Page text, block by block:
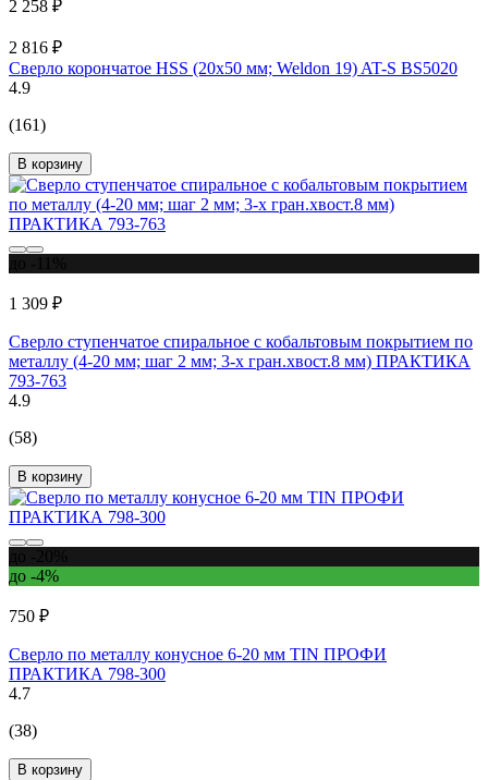
2 258 ₽
2 816 ₽
Сверло корончатое HSS (20х50 мм; Weldon 19) AT-S BS5020
4.9
(161)
В корзину
1 309 ₽
Сверло ступенчатое спиральное с кобальтовым покрытием по
металлу (4-20 мм; шаг 2 мм; 3-х гран.хвост.8 мм) ПРАКТИКА
793-763
4.9
(58)
В корзину
до -4%
750 ₽
Сверло по металлу конусное 6-20 мм TIN ПРОФИ
ПРАКТИКА 798-300
4.7
(38)
В корзину